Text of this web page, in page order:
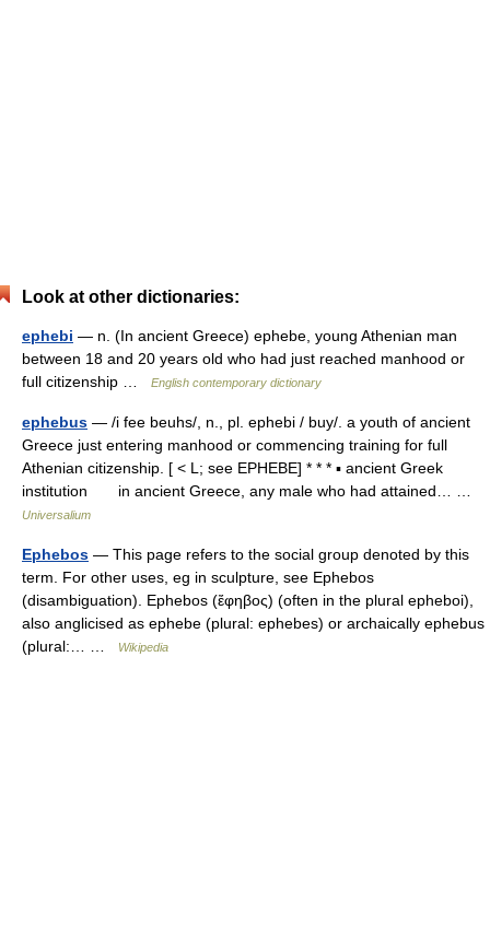
Look at other dictionaries:
ephebi — n. (In ancient Greece) ephebe, young Athenian man
between 18 and 20 years old who had just reached manhood or
full citizenship …
English contemporary dictionary
ephebus — /i fee beuhs/, n., pl. ephebi / buy/. a youth of ancient
Greece just entering manhood or commencing training for full
Athenian citizenship. [ < L; see EPHEBE] * * * ▪ ancient Greek
institution in ancient Greece, any male who had attained… …
Universalium
Ephebos — This page refers to the social group denoted by this
term. For other uses, eg in sculpture, see Ephebos
(disambiguation). Ephebos (ἔφηβος) (often in the plural epheboi),
also anglicised as ephebe (plural: ephebes) or archaically ephebus
(plural:… …
Wikipedia